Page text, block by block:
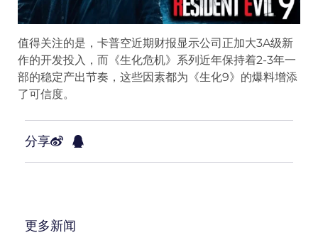
值得关注的是，卡普空近期财报显示公司正加大3A级新
作的开发投入，而《生化危机》系列近年保持着2-3年一
部的稳定产出节奏，这些因素都为《生化9》的爆料增添
了可信度。
分享
更多新闻